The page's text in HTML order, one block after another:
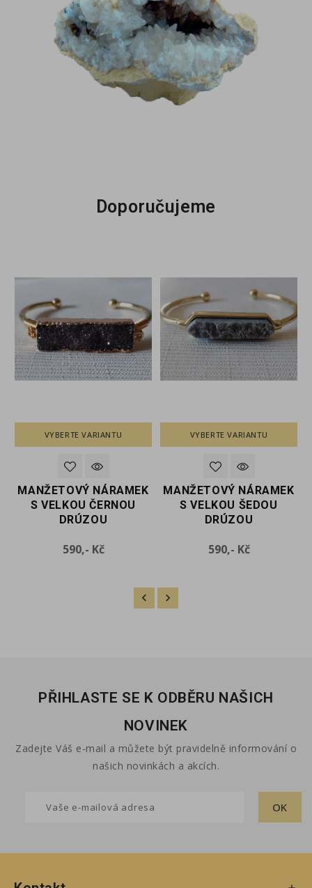
Doporučujeme
VYBERTE VARIANTU
MANŽETOVÝ NÁRAMEK
S VELKOU ČERNOU
DRÚZOU
590,- KčCena
VYBERTE VARIANTU
MANŽETOVÝ NÁRAMEK
S VELKOU ŠEDOU
DRÚZOU
590,- KčCena
PŘIHLASTE SE K ODBĚRU NAŠICH
NOVINEK
Zadejte Váš e-mail a můžete být pravidelně informování o
našich novinkách a akcích.